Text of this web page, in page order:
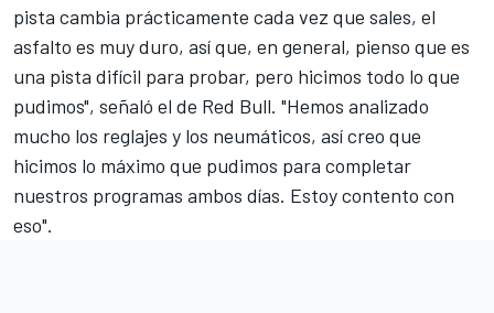
pista cambia prácticamente cada vez que sales, el
asfalto es muy duro, así que, en general, pienso que es
una pista difícil para probar, pero hicimos todo lo que
pudimos", señaló el de Red Bull. "Hemos analizado
mucho los reglajes y los neumáticos, así creo que
hicimos lo máximo que pudimos para completar
nuestros programas ambos días. Estoy contento con
eso".